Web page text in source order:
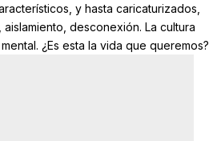
y hasta caricaturizados,
desconexión. La cultura
¿Es esta la vida que queremos?